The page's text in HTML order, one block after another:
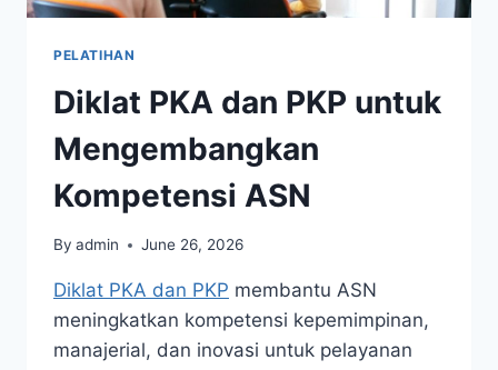
PELATIHAN
Diklat PKA dan PKP untuk
Mengembangkan
Kompetensi ASN
By admin June 26, 2026
Diklat PKA dan PKP membantu ASN
meningkatkan kompetensi kepemimpinan,
manajerial, dan inovasi untuk pelayanan